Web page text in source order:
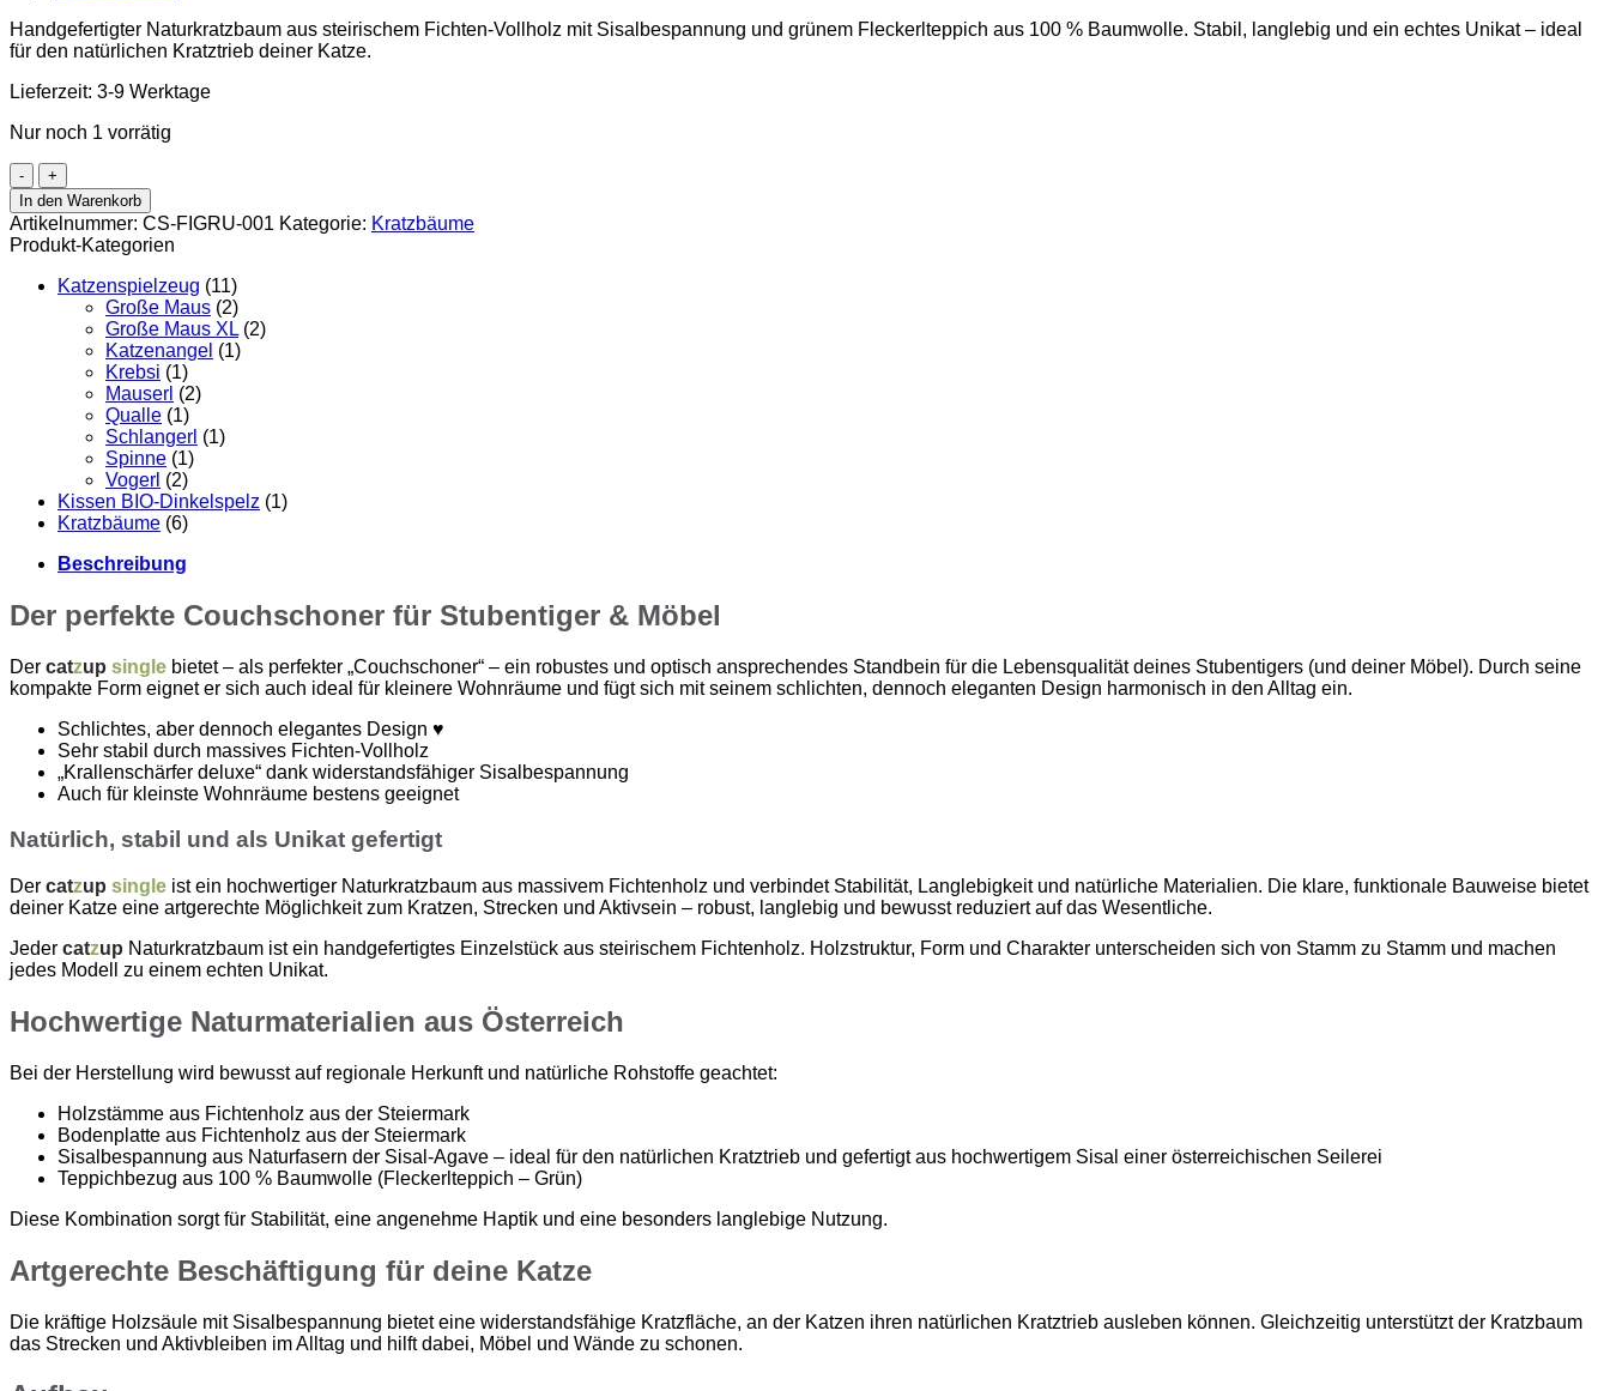
Handgefertigter Naturkratzbaum aus steirischem Fichten-Vollholz mit Sisalbespannung und grünem Fleckerlteppich aus 100 % Baumwolle. Stabil, langlebig und ein echtes Unikat – ideal
für den natürlichen Kratztrieb deiner Katze.
Lieferzeit: 3-9 Werktage
Nur noch 1 vorrätig
catzup
single
–
Naturkratzbaum
aus
Fichte
für
Katzen
Nachhaltiger
Kratzbaum
Vollholz
Menge
In den Warenkorb
Artikelnummer: CS-FIGRU-001 Kategorie: Kratzbäume
Produkt-Kategorien
Katzenspielzeug (11)
Große Maus (2)
Große Maus XL (2)
Katzenangel (1)
Krebsi (1)
Mauserl (2)
Qualle (1)
Schlangerl (1)
Spinne (1)
Vogerl (2)
Kissen BIO-Dinkelspelz (1)
Kratzbäume (6)
Beschreibung
Der perfekte Couchschoner für Stubentiger & Möbel
Der catzup single bietet – als perfekter „Couchschoner“ – ein robustes und optisch ansprechendes Standbein für die Lebensqualität deines Stubentigers (und deiner Möbel). Durch seine
kompakte Form eignet er sich auch ideal für kleinere Wohnräume und fügt sich mit seinem schlichten, dennoch eleganten Design harmonisch in den Alltag ein.
Schlichtes, aber dennoch elegantes Design ♥
Sehr stabil durch massives Fichten-Vollholz
„Krallenschärfer deluxe“ dank widerstandsfähiger Sisalbespannung
Auch für kleinste Wohnräume bestens geeignet
Natürlich, stabil und als Unikat gefertigt
Der catzup single ist ein hochwertiger Naturkratzbaum aus massivem Fichtenholz und verbindet Stabilität, Langlebigkeit und natürliche Materialien. Die klare, funktionale Bauweise bietet
deiner Katze eine artgerechte Möglichkeit zum Kratzen, Strecken und Aktivsein – robust, langlebig und bewusst reduziert auf das Wesentliche.
Jeder catzup Naturkratzbaum ist ein handgefertigtes Einzelstück aus steirischem Fichtenholz. Holzstruktur, Form und Charakter unterscheiden sich von Stamm zu Stamm und machen
jedes Modell zu einem echten Unikat.
Hochwertige Naturmaterialien aus Österreich
Bei der Herstellung wird bewusst auf regionale Herkunft und natürliche Rohstoffe geachtet:
Holzstämme aus Fichtenholz aus der Steiermark
Bodenplatte aus Fichtenholz aus der Steiermark
Sisalbespannung aus Naturfasern der Sisal-Agave – ideal für den natürlichen Kratztrieb und gefertigt aus hochwertigem Sisal einer österreichischen Seilerei
Teppichbezug aus 100 % Baumwolle (Fleckerlteppich – Grün)
Diese Kombination sorgt für Stabilität, eine angenehme Haptik und eine besonders langlebige Nutzung.
Artgerechte Beschäftigung für deine Katze
Die kräftige Holzsäule mit Sisalbespannung bietet eine widerstandsfähige Kratzfläche, an der Katzen ihren natürlichen Kratztrieb ausleben können. Gleichzeitig unterstützt der Kratzbaum
das Strecken und Aktivbleiben im Alltag und hilft dabei, Möbel und Wände zu schonen.